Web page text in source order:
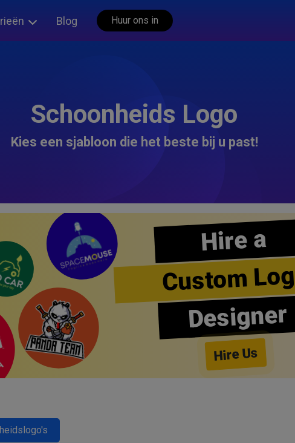
Blog Huur ons in
Schoonheids Logo
Kies een sjabloon die het beste bij u past!
Hire a
Custom
Designer
Hire Us